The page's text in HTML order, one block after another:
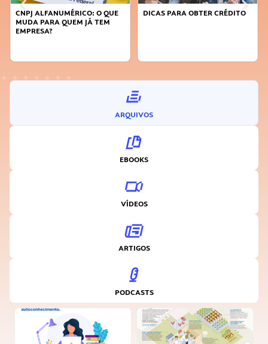
CNPJ ALFANUMÉRICO: O QUE
MUDA PARA QUEM JÁ TEM
EMPRESA?
DICAS PARA OBTER CRÉDITO
ARQUIVOS
EBOOKS
VÍDEOS
ARTIGOS
PODCASTS